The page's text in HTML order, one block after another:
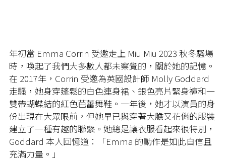
年初當 Emma Corrin 受邀走上 Miu Miu 2023 秋冬騷場
時，喚起了我們大多數人都未察覺的，關於她的記憶。
在 2017年，Corrin 受邀為英國設計師 Molly Goddard
走騷，她身穿蓬鬆的白色連身裙、銀色亮片緊身褲和一
雙帶蝴蝶結的紅色芭蕾舞鞋。一年後，她才以演員的身
份出現在大眾眼前，但她早已與穿著大膽又花俏的服裝
建立了一種有趣的聯繫。她總是讓衣服看起來很特別，
Goddard 本人回憶道：「Emma 的動作是如此自信且
充滿力量。」